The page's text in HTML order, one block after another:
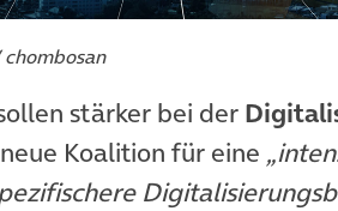
stärker bei der
Koalition für eine